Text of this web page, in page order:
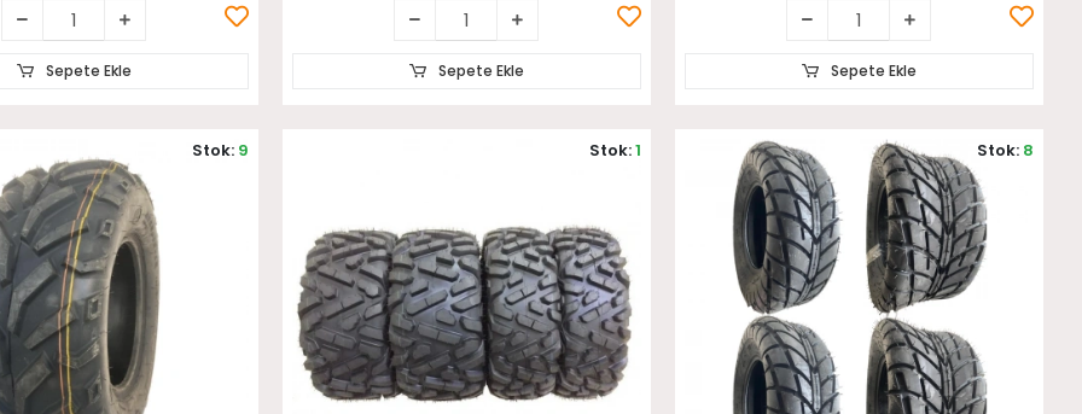
Sepete Ekle Sepete Ekle Sepete Ekle
Stok: 9 Stok:1 Stok: 8